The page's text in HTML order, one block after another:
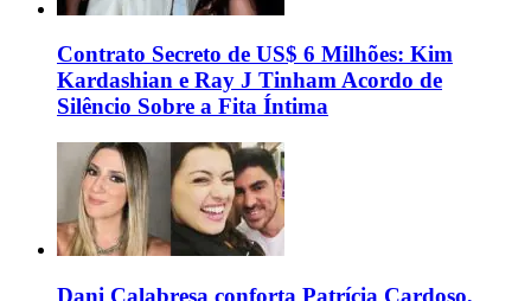
Contrato Secreto de US$ 6 Milhões: Kim
Kardashian e Ray J Tinham Acordo de
Silêncio Sobre a Fita Íntima
Dani Calabresa conforta Patrícia Cardoso,